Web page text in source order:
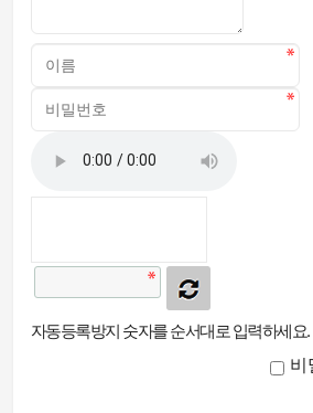
자동등록방지 숫자를 순서대로 입력하세요.
비